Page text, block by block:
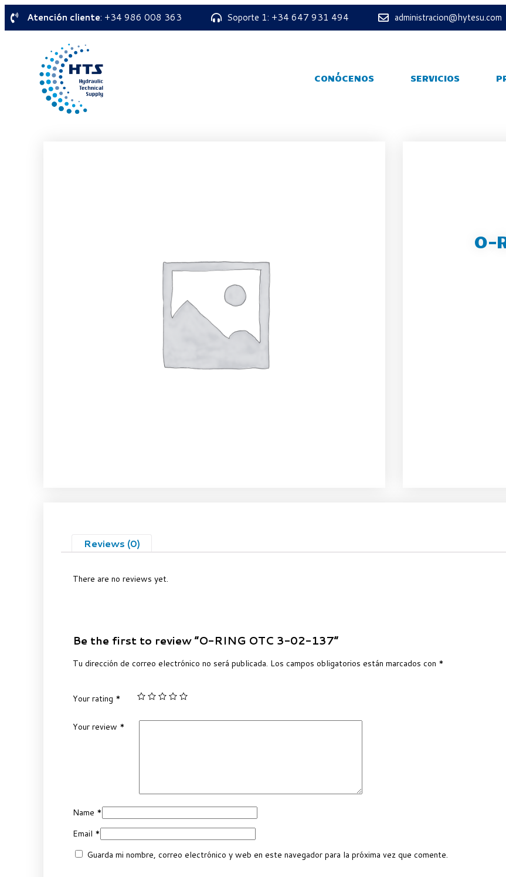
Atención cliente: +34 986 008 363 Soporte 1: +34 647 931 494 administracion@hytesu.com
CONÓCENOS SERVICIOS
O-
Reviews (0)
There are no reviews yet.
Be the first to review “O-RING OTC 3-02-137”
Tu dirección de correo electrónico no será publicada. Los campos obligatorios están marcados con *
Your rating *
Your review *
Name *
Email *
Guarda mi nombre, correo electrónico y web en este navegador para la próxima vez que comente.